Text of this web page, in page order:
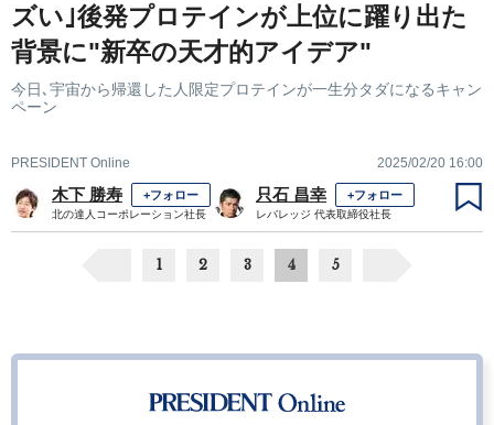
ズい｣後発プロテインが上位に躍り出た
背景に"新卒の天才的アイデア"
今日､宇宙から帰還した人限定プロテインが一生分タダになるキャン
ペーン
PRESIDENT Online 2025/02/20 16:00
木下 勝寿 +フォロー
北の達人コーポレーション社長
只石 昌幸 +フォロー
レバレッジ 代表取締役社長
1 2 3 4 5